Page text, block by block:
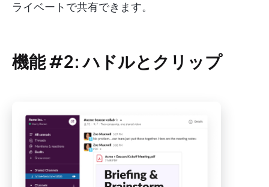
ライベートで共有できます。
機能 #2: ハドルとクリップ